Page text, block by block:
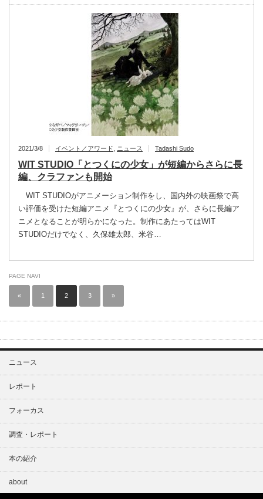
2021/3/8 イベント／アワード ニュース Tadashi Sudo
WIT STUDIO「とつくにの少女」が短編からさらに長
編、クラファンも開始
WIT STUDIOがアニメーション制作をし、国内外の映画祭で高
い評価を受けた短編アニメ『とつくにの少女』が、さらに長編ア
ニメとなることが明らかになった。制作にあたってはWIT
STUDIOだけでなく、久保雄太郎、米谷…
PAGE NAVI
« 1 2 3 »
ニュース
レポート
フォーカス
調査・レポート
本の紹介
about